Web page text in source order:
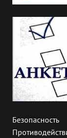
Безопасность